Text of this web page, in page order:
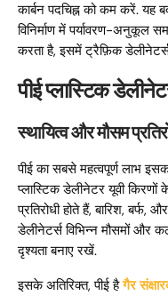
कार्बन पदचिह्न को कम करें. यह
विनिर्माण में पर्यावरण-अनुकूल
करता है, इसमें ट्रैफ़िक
पीई प्लास्टिक
स्थायित्व और मौसम
पीई का सबसे महत्वपूर्ण लाभ
प्लास्टिक डेलीनेटर यूवी किरणों
प्रतिरोधी होते हैं, बारिश, बर्फ,
डेलीनेटर्स विभिन्न मौसमों और
दृश्यता बनाए रखें.
इसके अतिरिक्त, पीई हैगैर